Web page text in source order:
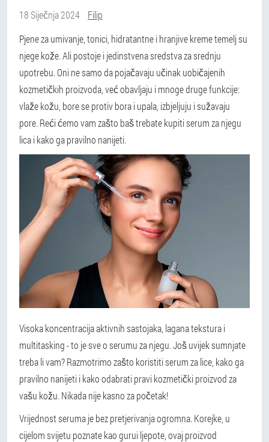
18 Siječnja 2024
Filip
Pjene za umivanje, tonici, hidratantne i hranjive kreme temelj su
njege kože. Ali postoje i jedinstvena sredstva za srednju
upotrebu. Oni ne samo da pojačavaju učinak uobičajenih
kozmetičkih proizvoda, već obavljaju i mnoge druge funkcije:
vlaže kožu, bore se protiv bora i upala, izbjeljuju i sužavaju
pore. Reći ćemo vam zašto baš trebate kupiti serum za njegu
lica i kako ga pravilno nanijeti.
Visoka koncentracija aktivnih sastojaka, lagana tekstura i
multitasking - to je sve o serumu za njegu. Još uvijek sumnjate
treba li vam? Razmotrimo zašto koristiti serum za lice, kako ga
pravilno nanijeti i kako odabrati pravi kozmetički proizvod za
vašu kožu. Nikada nije kasno za početak!
Vrijednost seruma je bez pretjerivanja ogromna. Korejke, u
cijelom svijetu poznate kao gurui ljepote, ovaj proizvod